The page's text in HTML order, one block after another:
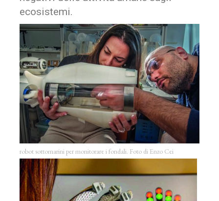
ecosistemi.
robot sottomarini per monitorare i fondali. Foto di Enzo Cei